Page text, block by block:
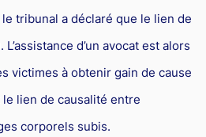
le tribunal a déclaré que le lien de
d’un avocat est alors
victimes à obtenir gain de cause
lien de causalité entre
corporels subis.